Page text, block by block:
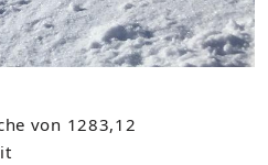
von 1283,12